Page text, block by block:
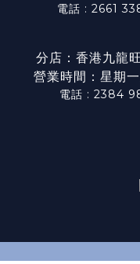
電話 : 2661
分店：香港九龍
營業時間：星期
電話 : 2384